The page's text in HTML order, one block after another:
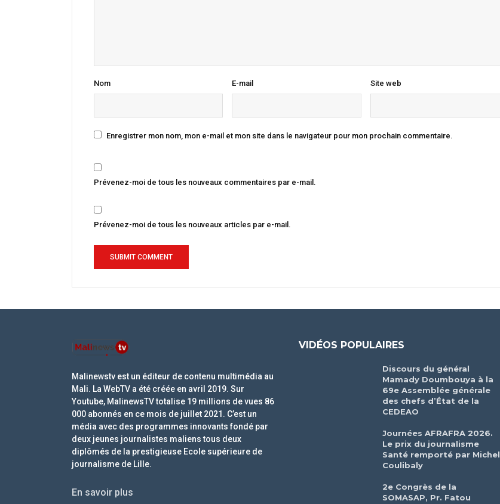
Nom E-mail Site web
Enregistrer mon nom, mon e-mail et mon site dans le navigateur pour mon prochain commentaire.
Prévenez-moi de tous les nouveaux commentaires par e-mail.
Prévenez-moi de tous les nouveaux articles par e-mail.
Malinewstv est un éditeur de contenu multimédia au
Mali. La WebTV a été créée en avril 2019. Sur
Youtube, MalinewsTV totalise 19 millions de vues 86
000 abonnés en ce mois de juillet 2021. C’est un
média avec des programmes innovants fondé par
deux jeunes journalistes maliens tous deux
diplômés de la prestigieuse Ecole supérieure de
journalisme de Lille.
En savoir plus
VIDÉOS POPULAIRES
Discours du général
Mamady Doumbouya à la
69e Assemblée générale
des chefs d’État de la
CEDEAO
Journées AFRAFRA 2026.
Le prix du journalisme
Santé remporté par Michel
Coulibaly
2e Congrès de la
SOMASAP, Pr. Fatou